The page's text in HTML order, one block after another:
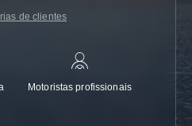
de clientes
Motoristas profissionais